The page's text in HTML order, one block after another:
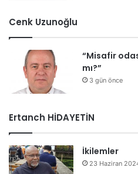
Cenk Uzunoğlu
“Misafir
mı?”
3 gün önce
Ertanch HİDAYETİN
İkilemler
23 Haziran